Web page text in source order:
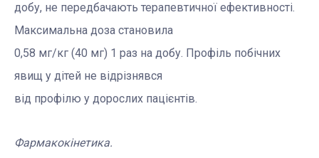
добу, не передбачають терапевтичної ефективності.
Максимальна доза становила
0,58 мг/кг (40 мг) 1 раз на добу. Профіль побічних
явищ у дітей не відрізнявся
від профілю у дорослих пацієнтів.
Фармакокінетика.